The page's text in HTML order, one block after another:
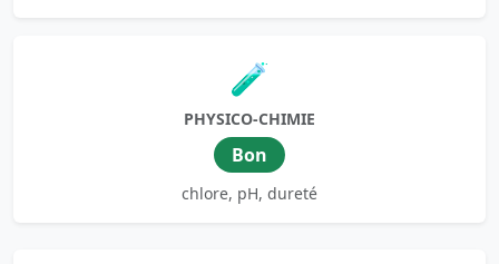
🧪
PHYSICO-CHIMIE
Bon
chlore, pH, dureté